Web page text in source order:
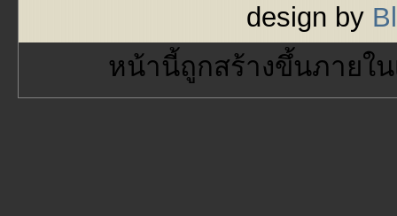
design by
หน้านี้ถูกสร้างขึ้นภายใ